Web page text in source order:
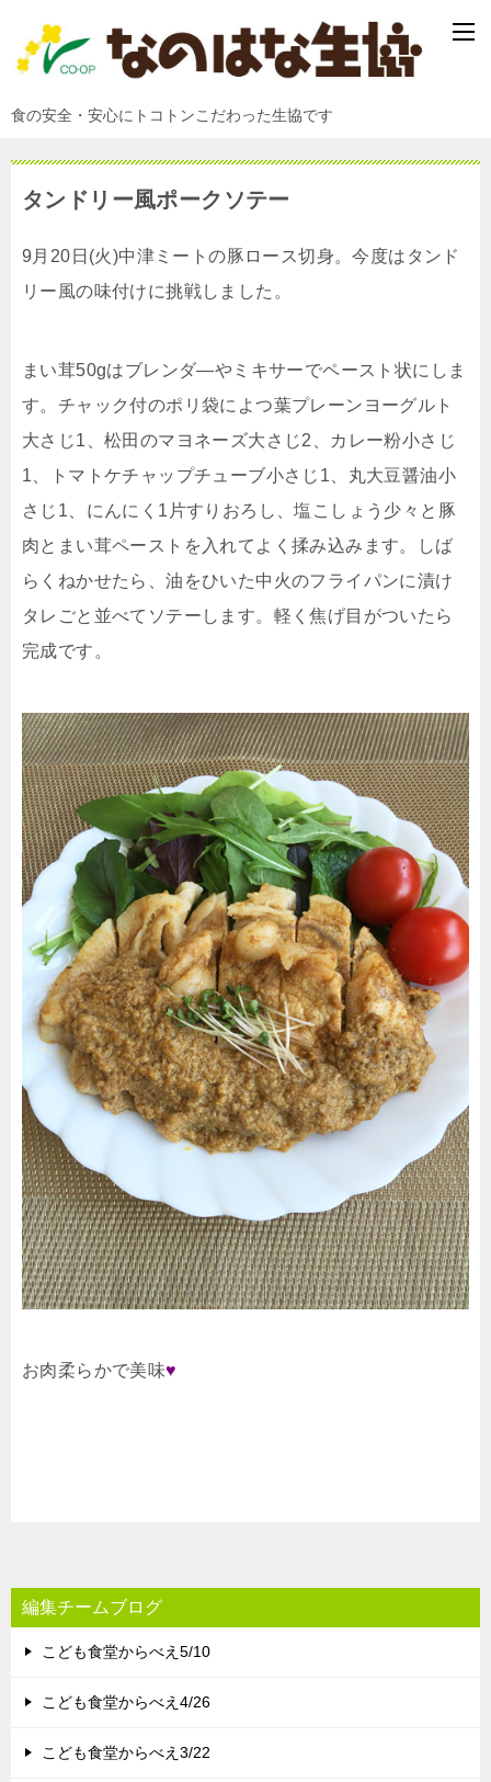
食の安全・安心にトコトンこだわった生協です
タンドリー風ポークソテー
9月20日(火)中津ミートの豚ロース切身。今度はタンド
リー風の味付けに挑戦しました。
まい茸50gはブレンダ―やミキサーでペースト状にしま
す。チャック付のポリ袋によつ葉プレーンヨーグルト
大さじ1、松田のマヨネーズ大さじ2、カレー粉小さじ
1、トマトケチャップチューブ小さじ1、丸大豆醤油小
さじ1、にんにく1片すりおろし、塩こしょう少々と豚
肉とまい茸ペーストを入れてよく揉み込みます。しば
らくねかせたら、油をひいた中火のフライパンに漬け
タレごと並べてソテーします。軽く焦げ目がついたら
完成です。
お肉柔らかで美味♥
編集チームブログ
こども食堂からべえ5/10
こども食堂からべえ4/26
こども食堂からべえ3/22